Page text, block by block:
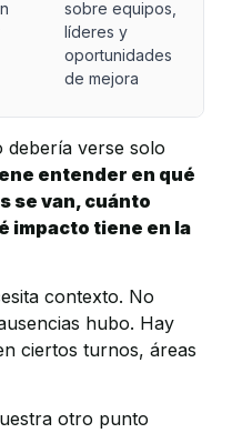
sobre equipos,
líderes y
oportunidades
de mejora
verse solo
entender en qué
se van, cuánto
impacto tiene en la
contexto. No
hubo. Hay
ciertos turnos, áreas
otro punto